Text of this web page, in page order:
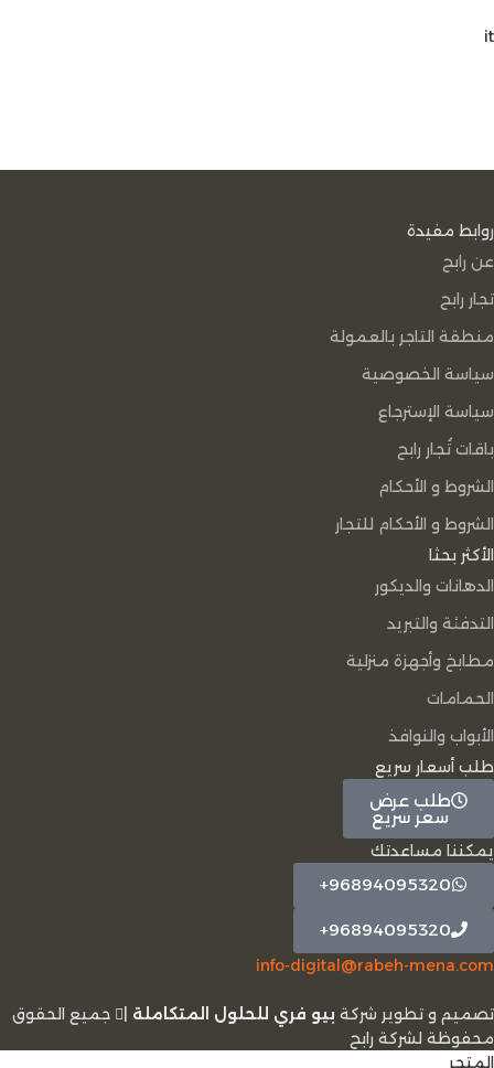
it
روابط مفيدة
عن رابح
تجار رابح
منطقة التاجر بالعمولة
سياسة الخصوصية
سياسة الإسترجاع
باقات تُجار رابح
الشروط و الأحكام
الشروط و الأحكام للتجار
الأكثر بحثا
الدهانات والديكور
التدفئة والتبريد
مطابخ وأجهزة منزلية
الحمامات
الأبواب والنوافذ
طلب أسعار سريع
طلب عرض
سعر سريع
يمكننا مساعدتك
96894095320+
96894095320+
info-digital@rabeh-mena.com
تصميم و تطوير شركة بيو فري للحلول المتكاملة
ﺟﻤﻴﻊ اﻟﺤﻘﻮق
ﻣﺤﻔﻮﻇﺔ لشرﻛﺔ رابح
المتجر